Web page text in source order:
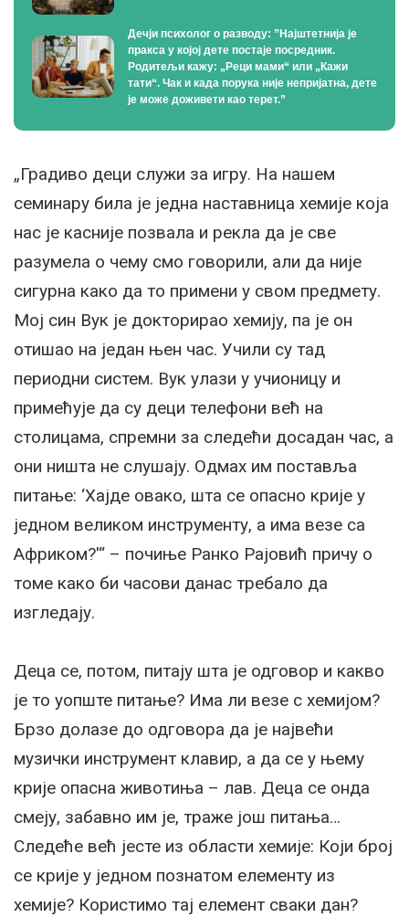
Дечји психолог о разводу: ”Најштетнија је
пракса у којој дете постаје посредник.
Родитељи кажу: „Реци мами“ или „Кажи
тати“. Чак и када порука није непријатна, дете
је може доживети као терет.”
„Градиво деци служи за игру. На нашем
семинару била је једна наставница хемије која
нас је касније позвала и рекла да је све
разумела о чему смо говорили, али да није
сигурна како да то примени у свом предмету.
Мој син Вук је докторирао хемију, па је он
отишао на један њен час. Учили су тад
периодни систем. Вук улази у учионицу и
примећује да су деци телефони већ на
столицама, спремни за следећи досадан час, а
они ништа не слушају. Одмах им поставља
питање: ‘Хајде овако, шта се опасно крије у
једном великом инструменту, а има везе са
Африком?'“ – почиње Ранко Рајовић причу о
томе како би часови данас требало да
изгледају.
Деца се, потом, питају шта је одговор и какво
је то уопште питање? Има ли везе с хемијом?
Брзо долазе до одговора да је највећи
музички инструмент клавир, а да се у њему
крије опасна животиња – лав. Деца се онда
смеју, забавно им је, траже још питања…
Следеће већ јесте из области хемије: Који број
се крије у једном познатом елементу из
хемије? Користимо тај елемент сваки дан?